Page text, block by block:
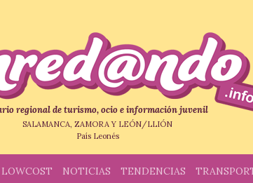
regional de turismo, ocio e información juvenil
SALAMANCA, ZAMORA Y LEÓN/LLIÓN
País Leonés
LOWCOST NOTICIAS TENDENCIAS